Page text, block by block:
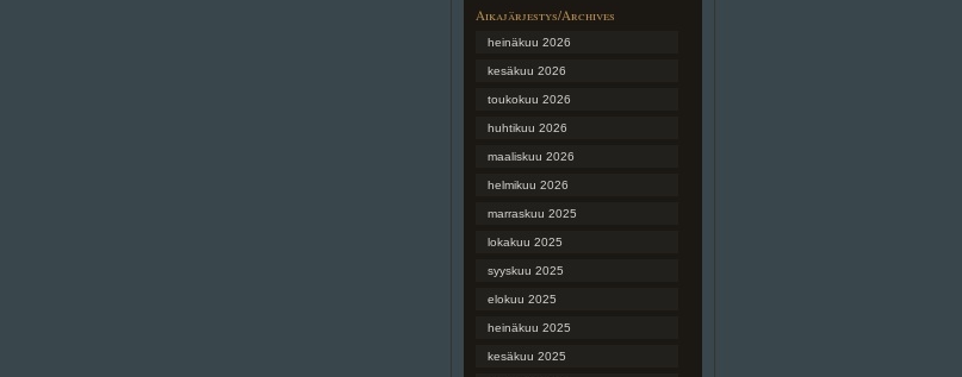
Aikajärjestys/Archives
heinäkuu 2026
kesäkuu 2026
toukokuu 2026
huhtikuu 2026
maaliskuu 2026
helmikuu 2026
marraskuu 2025
lokakuu 2025
syyskuu 2025
elokuu 2025
heinäkuu 2025
kesäkuu 2025